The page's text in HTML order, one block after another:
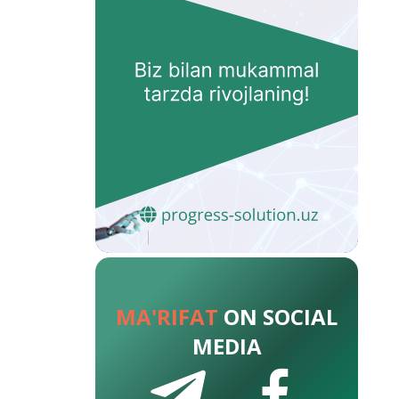
MA'RIFAT ON SOCIAL
MEDIA